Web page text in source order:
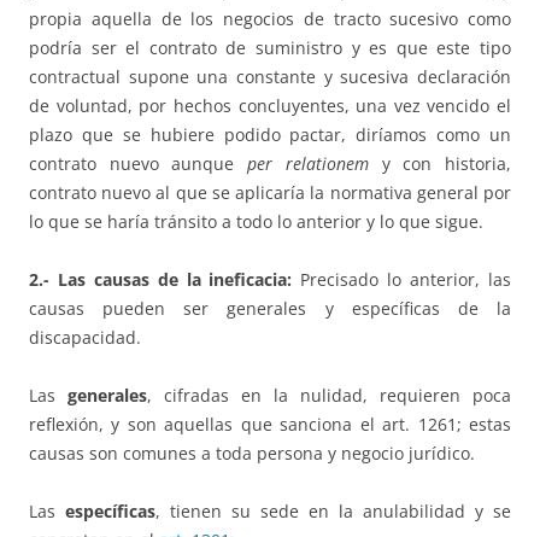
propia aquella de los negocios de tracto sucesivo como
podría ser el contrato de suministro y es que este tipo
contractual supone una constante y sucesiva declaración
de voluntad, por hechos concluyentes, una vez vencido el
plazo que se hubiere podido pactar, diríamos como un
contrato nuevo aunqueper relationemy con historia,
contrato nuevo al que se aplicaría la normativa general por
lo que se haría tránsito a todo lo anterior y lo que sigue.
2.- Las causas de la ineficacia: Precisado lo anterior, las
causas pueden ser generales y específicas de la
discapacidad.
Las generales, cifradas en la nulidad, requieren poca
reflexión, y son aquellas que sanciona el art. 1261; estas
causas son comunes a toda persona y negocio jurídico.
Las específicas, tienen su sede en la anulabilidad y se